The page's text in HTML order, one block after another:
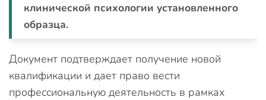
клинической психологии установленного
образца.
Документ подтверждает получение новой
квалификации и дает право вести
профессиональную деятельность в рамках